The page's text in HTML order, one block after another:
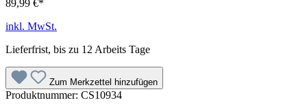
89,99 €*
inkl. MwSt.
Lieferfrist, bis zu 12 Arbeits Tage
Zum Merkzettel hinzufügen
Produktnummer: CS10934